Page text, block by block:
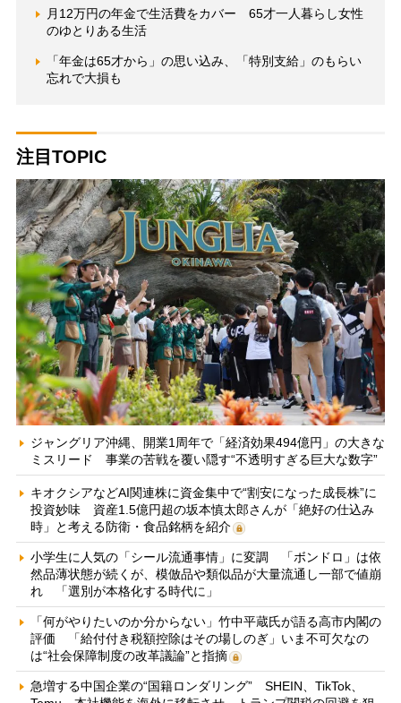
月12万円の年金で生活費をカバー 65才一人暮らし女性
のゆとりある生活
「年金は65才から」の思い込み、「特別支給」のもらい
忘れで大損も
注目TOPIC
ジャングリア沖縄、開業1周年で「経済効果494億円」の大きな
ミスリード 事業の苦戦を覆い隠す“不透明すぎる巨大な数字”
キオクシアなどAI関連株に資金集中で“割安になった成長株”に
投資妙味 資産1.5億円超の坂本慎太郎さんが「絶好の仕込み
時」と考える防衛・食品銘柄を紹介
小学生に人気の「シール流通事情」に変調 「ボンドロ」は依
然品薄状態が続くが、模倣品や類似品が大量流通し一部で値崩
れ 「選別が本格化する時代に」
「何がやりたいのか分からない」竹中平蔵氏が語る高市内閣の
評価 「給付付き税額控除はその場しのぎ」いま不可欠なの
は“社会保障制度の改革議論”と指摘
急増する中国企業の“国籍ロンダリング” SHEIN、TikTok、